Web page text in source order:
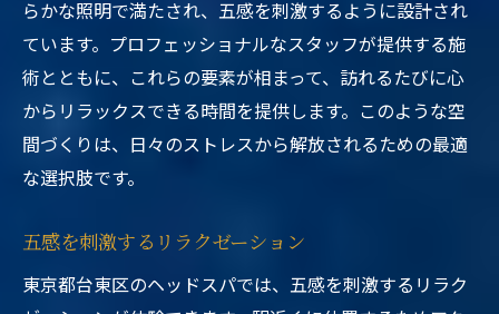
らかな照明で満たされ、五感を刺激するように設計され
ています。プロフェッショナルなスタッフが提供する施
術とともに、これらの要素が相まって、訪れるたびに心
からリラックスできる時間を提供します。このような空
間づくりは、日々のストレスから解放されるための最適
な選択肢です。
五感を刺激するリラクゼーション
東京都台東区のヘッドスパでは、五感を刺激するリラク